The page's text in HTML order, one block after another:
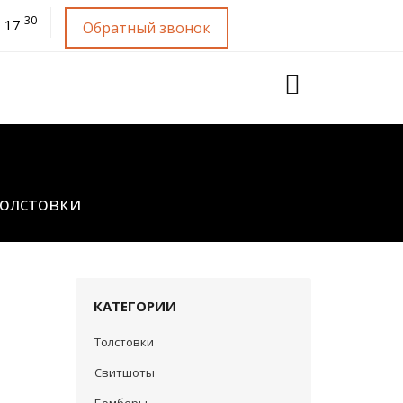
30 Обратный звонок
КАТЕГОРИИ
Толстовки
Свитшоты